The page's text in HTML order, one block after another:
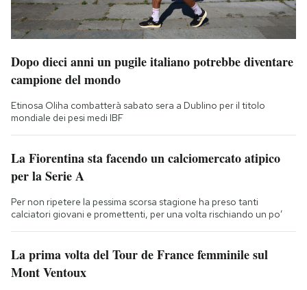
Dopo dieci anni un pugile italiano potrebbe diventare
campione del mondo
Etinosa Oliha combatterà sabato sera a Dublino per il titolo
mondiale dei pesi medi IBF
La Fiorentina sta facendo un calciomercato atipico
per la Serie A
Per non ripetere la pessima scorsa stagione ha preso tanti
calciatori giovani e promettenti, per una volta rischiando un po’
La prima volta del Tour de France femminile sul
Mont Ventoux